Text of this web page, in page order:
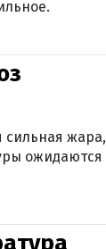
сильная жара,
ожидаются